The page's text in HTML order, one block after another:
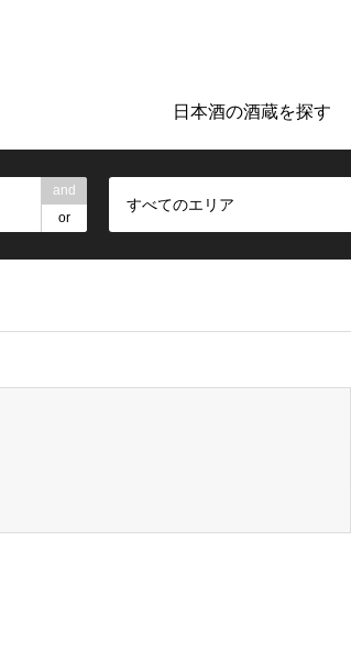
日本酒の酒蔵を探す
and
or
すべてのエリア